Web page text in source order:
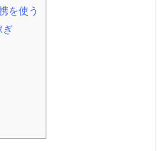
を使う
ぎ